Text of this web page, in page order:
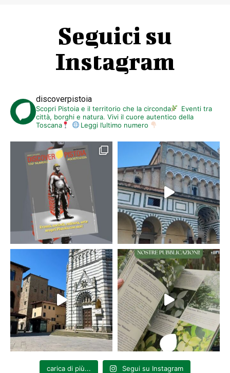
Seguici su
Instagram
discoverpistoia
Scopri Pistoia e il territorio che la circonda
Eventi tra
città, borghi e natura. Vivi il cuore autentico della
Toscana
Leggi l’ultimo numero
carica di più... Segui su Instagram